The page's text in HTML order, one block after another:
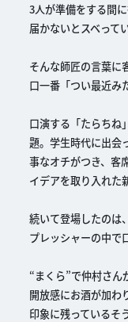
3人が準備をする間
届かないとスベって
そんな師匠の言葉に
口一番「つい最近み
口演する「たらちね
題。学生時代に出会
事なオチがつき、客
イデアを取り入れた
続いて登場したのは
プレッシャーの中で
“まくら”で仲村さん
開放感にお酒が加わ
印象に残っているそ